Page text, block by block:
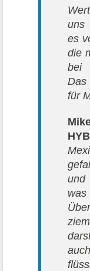
uns
es
die
bei
für
und